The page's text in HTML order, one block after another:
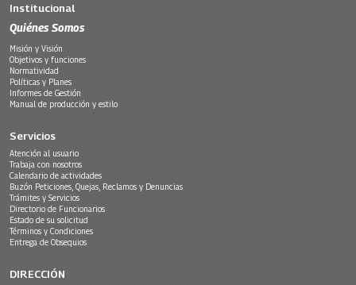
Institucional
Quiénes Somos
Misión y Visión
Objetivos y funciones
Normatividad
Políticas y Planes
Informes de Gestión
Manual de producción y estilo
Servicios
Atención al usuario
Trabaja con nosotros
Calendario de actividades
Buzón Peticiones, Quejas, Reclamos y Denuncias
Trámites y Servicios
Directorio de Funcionarios
Estado de su solicitud
Términos y Condiciones
Entrega de Obsequios
DIRECCIÓN